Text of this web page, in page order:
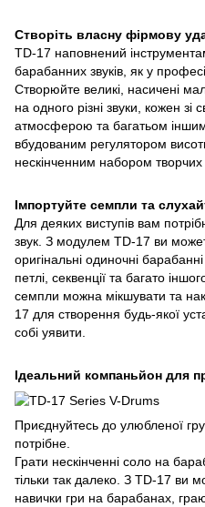
Створіть власну фірмову
TD-17 наповнений
барабанних звуків, як у
Створюйте великі, насичені
на одного різні звуки, кожен зі
атмосферою та багатьом іншим.
вбудованим регулятором
нескінченним набором творчих
Імпортуйте семпли та
Для деяких виступів вам
звук. З модулем TD-17 ви
оригінальні одиночні
петлі, секвенції та багато
семпли можна мікшувати та
17 для створення будь-якої
собі уявити.
Ідеальний компаньйон для
Приєднуйтесь до улюбленої
потрібне.
Грати нескінченні соло на
тільки так далеко. З TD-17 ви
навички гри на барабанах,